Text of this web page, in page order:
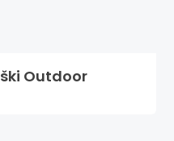
Outdoor